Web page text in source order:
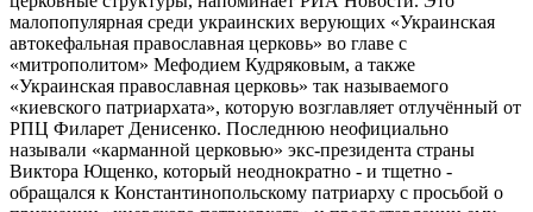
малопопулярная среди украинских верующих «Украинская
автокефальная православная церковь» во главе с
«митрополитом» Мефодием Кудряковым, а также
«Украинская православная церковь» так называемого
«киевского патриархата», которую возглавляет отлучённый от
РПЦ Филарет Денисенко. Последнюю неофициально
называли «карманной церковью» экс-президента страны
Виктора Ющенко, который неоднократно - и тщетно -
обращался к Константинопольскому патриарху с просьбой о